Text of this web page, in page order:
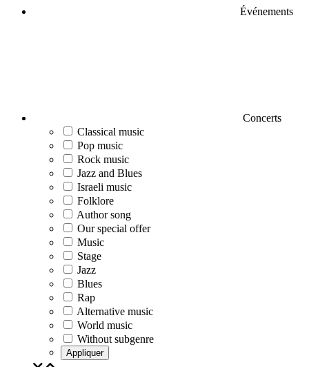
Événements
Concerts
Classical music
Pop music
Rock music
Jazz and Blues
Israeli music
Folklore
Author song
Our special offer
Music
Stage
Jazz
Blues
Rap
Alternative music
World music
Without subgenre
Appliquer